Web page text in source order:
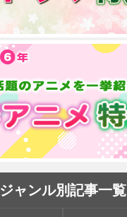
ジャンル別記事一覧